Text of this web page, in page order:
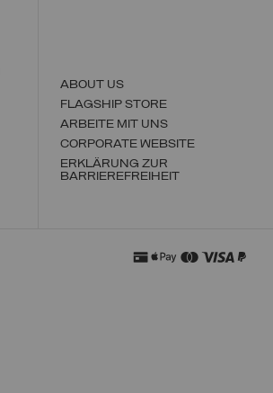
ABOUT US
FLAGSHIP STORE
ARBEITE MIT UNS
CORPORATE WEBSITE
ERKLÄRUNG ZUR
BARRIEREFREIHEIT